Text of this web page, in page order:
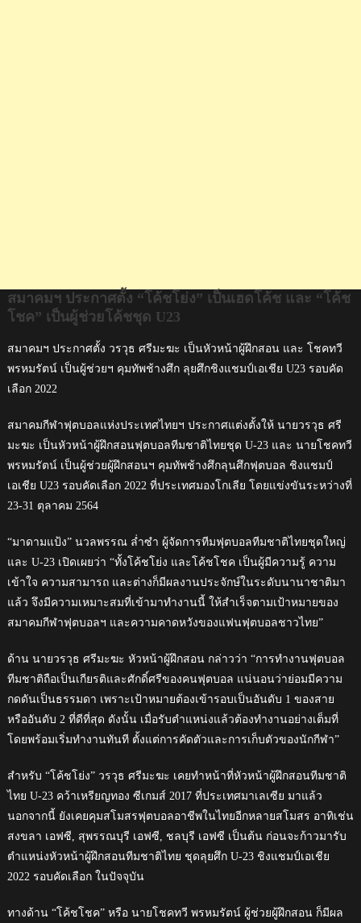
สมาคมฯ ประกาศตั้ง “โค้ชโย่ง” เป็นเฮดโค้ช และ “โค้ช
โชค” เป็นผู้ช่วยโค้ชชุด U23
สมาคมฯ ประกาศตั้ง วรวุธ ศรีมะฆะ เป็นหัวหน้าผู้ฝึกสอน และ โชคทวี
พรหมรัตน์ เป็นผู้ช่วยฯ คุมทัพช้างศึก ลุยศึกชิงแชมป์เอเชีย U23 รอบคัด
เลือก 2022
สมาคมกีฬาฟุตบอลแห่งประเทศไทยฯ ประกาศแต่งตั้งให้ นายวรวุธ ศรี
มะฆะ เป็นหัวหน้าผู้ฝึกสอนฟุตบอลทีมชาติไทยชุด U-23 และ นายโชคทวี
พรหมรัตน์ เป็นผู้ช่วยผู้ฝึกสอนฯ คุมทัพช้างศึกลุนศึกฟุตบอล ชิงแชมป์
เอเชีย U23 รอบคัดเลือก 2022 ที่ประเทศมองโกเลีย โดยแข่งขันระหว่างที่
23-31 ตุลาคม 2564
“มาดามแป้ง” นวลพรรณ ล่ำซำ ผู้จัดการทีมฟุตบอลทีมชาติไทยชุดใหญ่
และ U-23 เปิดเผยว่า “ทั้งโค้ชโย่ง และโค้ชโชค เป็นผู้มีความรู้ ความ
เข้าใจ ความสามารถ และต่างก็มีผลงานประจักษ์ในระดับนานาชาติมา
แล้ว จึงมีความเหมาะสมที่เข้ามาทำงานนี้ ให้สำเร็จตามเป้าหมายของ
สมาคมกีฬาฟุตบอลฯ และความคาดหวังของแฟนฟุตบอลชาวไทย”
ด้าน นายวรวุธ ศรีมะฆะ หัวหน้าผู้ฝึกสอน กล่าวว่า “การทำงานฟุตบอล
ทีมชาติถือเป็นเกียรติและศักดิ์ศรีของคนฟุตบอล แน่นอนว่าย่อมมีความ
กดดันเป็นธรรมดา เพราะเป้าหมายต้องเข้ารอบเป็นอันดับ 1 ของสาย
หรืออันดับ 2 ที่ดีที่สุด ดังนั้น เมื่อรับตำแหน่งแล้วต้องทำงานอย่างเต็มที่
โดยพร้อมเริ่มทำงานทันที ตั้งแต่การคัดตัวและการเก็บตัวของนักกีฬา”
สำหรับ “โค้ชโย่ง” วรวุธ ศรีมะฆะ เคยทำหน้าที่หัวหน้าผู้ฝึกสอนทีมชาติ
ไทย U-23 คว้าเหรียญทอง ซีเกมส์ 2017 ที่ประเทศมาเลเซีย มาแล้ว
นอกจากนี้ ยังเคยคุมสโมสรฟุตบอลอาชีพในไทยอีกหลายสโมสร อาทิเช่น
สงขลา เอฟซี, สุพรรณบุรี เอฟซี, ชลบุรี เอฟซี เป็นต้น ก่อนจะก้าวมารับ
ตำแหน่งหัวหน้าผู้ฝึกสอนทีมชาติไทย ชุดลุยศึก U-23 ชิงแชมป์เอเชีย
2022 รอบคัดเลือก ในปัจจุบัน
ทางด้าน “โค้ชโชค” หรือ นายโชคทวี พรหมรัตน์ ผู้ช่วยผู้ฝึกสอน ก็มีผล